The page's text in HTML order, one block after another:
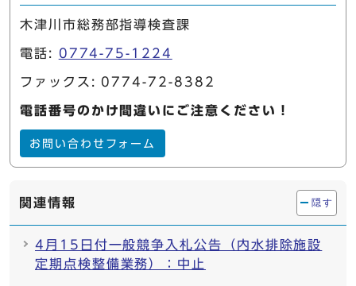
木津川市総務部指導検査課
電話: 0774-75-1224
ファックス: 0774-72-8382
電話番号のかけ間違いにご注意ください！
お問い合わせフォーム
関連情報 隠す
4月15日付一般競争入札公告（内水排除施設
定期点検整備業務）：中止